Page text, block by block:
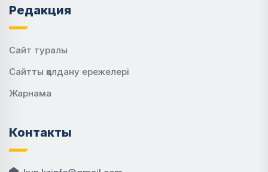
Редакция
Сайт туралы
Сайтты қолдану ережелері
Жарнама
Контакты